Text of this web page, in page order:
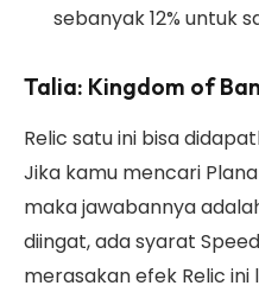
sebanyak 12% untuk
Talia: Kingdom of
Relic satu ini bisa
Jika kamu mencari
maka jawabannya
diingat, ada syarat
merasakan efek Relic ini